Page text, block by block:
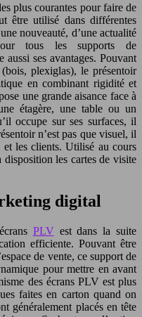
plus courantes pour faire de
être utilisé dans différentes
nouveauté, d’une actualité
tous les supports de
aussi ses avantages. Pouvant
plexiglas), le présentoir
en combinant rigidité et
une grande aisance face à
étagère, une table ou un
occupe sur ses surfaces, il
n’est pas que visuel, il
et les clients. Utilisé au cours
disposition les cartes de visite
digital
PLVest dans la suite
efficiente. Pouvant être
de vente, ce support de
pour mettre en avant
des écrans PLV est plus
faites en carton quand on
généralement placés en tête